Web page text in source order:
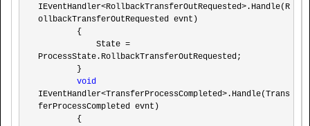
IEventHandler<RollbackTransferOutRequested> .Handle(R
ollbackTransferOutRequested evnt)
            State
=
ProcessState.RollbackTransferOutRequested;
void
IEventHandler<TransferProcessCompleted> .Handle(Trans
ferProcessCompleted evnt)